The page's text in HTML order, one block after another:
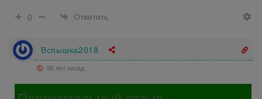
0
Ответить
Вспышка2018
56 лет назад